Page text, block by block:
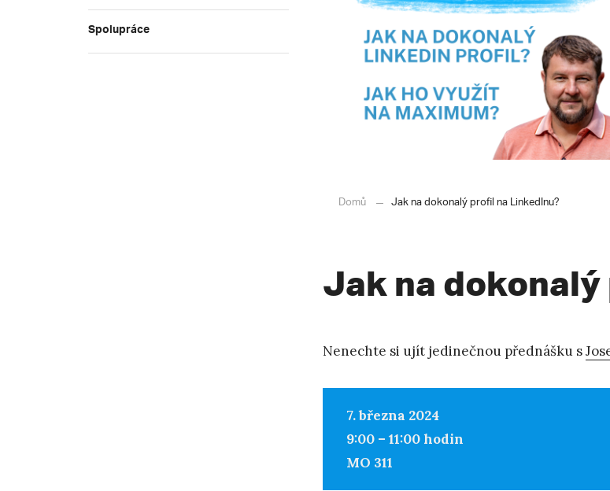
Spolupráce
Domů Jak na dokonalý profil na LinkedInu?
Jak na
Nenechte si ujít jedinečnou přednášku s
7. března 2024
9:00 – 11:00 hodin
MO 311